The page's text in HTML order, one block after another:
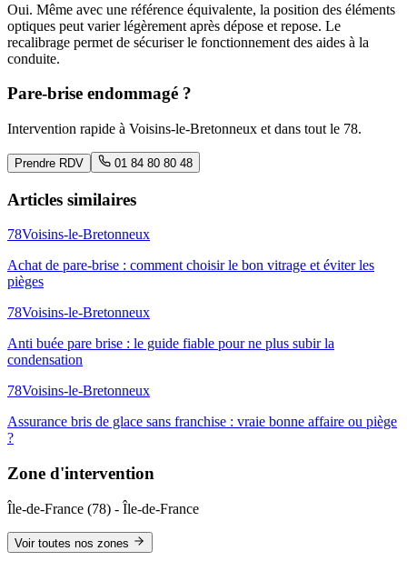
Oui. Même avec une référence équivalente, la position des éléments
optiques peut varier légèrement après dépose et repose. Le
recalibrage permet de sécuriser le fonctionnement des aides à la
conduite.
Pare-brise endommagé ?
Intervention rapide à Voisins-le-Bretonneux et dans tout le 78.
Prendre RDV 01 84 80 80 48
Articles similaires
78Voisins-le-Bretonneux
Achat de pare-brise : comment choisir le bon vitrage et éviter les
pièges
78Voisins-le-Bretonneux
Anti buée pare brise : le guide fiable pour ne plus subir la
condensation
78Voisins-le-Bretonneux
Assurance bris de glace sans franchise : vraie bonne affaire ou piège
?
Zone d'intervention
Île-de-France (78) - Île-de-France
Voir toutes nos zones